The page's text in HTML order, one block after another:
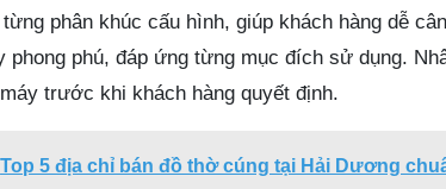
phân khúc cấu hình, giúp khách hàng dễ
phong phú, đáp ứng từng mục đích sử dụng.
trước khi khách hàng quyết định.
Top 5 địa chỉ bán đồ thờ cúng tại Hải Dương